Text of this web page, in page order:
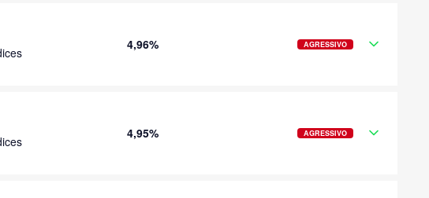
4,96% AGRESSIVO
4,95% AGRESSIVO